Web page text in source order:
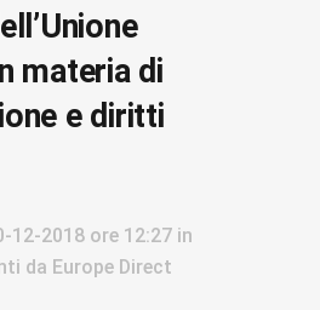
materia di
e diritti
12-2018 ore 12:27 in
da Europe Direct